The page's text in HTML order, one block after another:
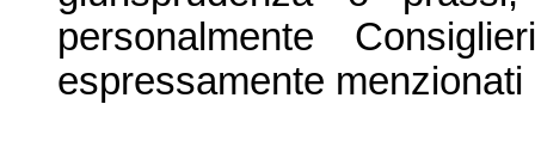
personalmente
espressamente